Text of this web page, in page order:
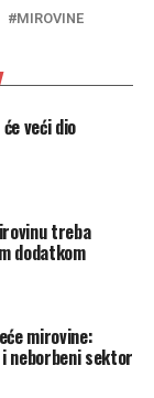
MIROVINE
veći dio
treba
dodatkom
mirovine:
neborbeni sektor